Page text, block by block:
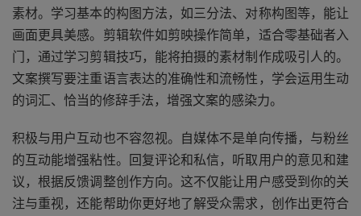
素材。学习基本的构图方法，如三分法、对称构图等，能让
画面更具美感。剪辑软件如剪映操作简单，适合零基础者入
门，通过学习剪辑技巧，能将拍摄的素材制作成吸引人的。
文案撰写要注重语言表达的准确性和流畅性，学会运用生动
的词汇、恰当的修辞手法，增强文案的感染力。
积极与用户互动也不容忽视。自媒体不是单向传播，与粉丝
的互动能增强粘性。回复评论和私信，听取用户的意见和建
议，根据反馈调整创作方向。这不仅能让用户感受到你的关
注与重视，还能帮助你更好地了解受众需求，创作出更符合